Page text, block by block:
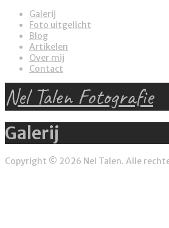
Galerij
Foto uitgelicht
Blog
Artikelen
Over mij
Contact
Nel Talen Fotografie
Galerij
Copyright © 2026 Nel Talen. Alle